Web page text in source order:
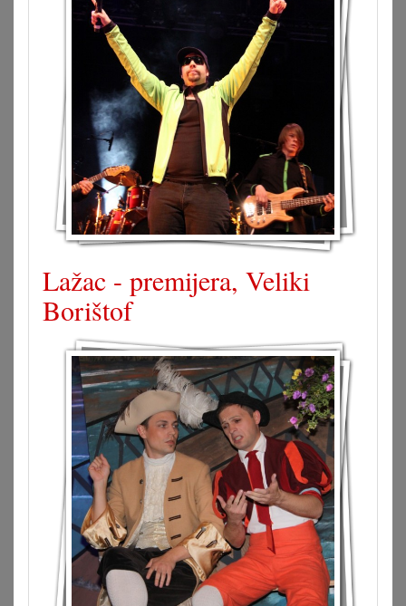
Lažac - premijera, Veliki
Borištof